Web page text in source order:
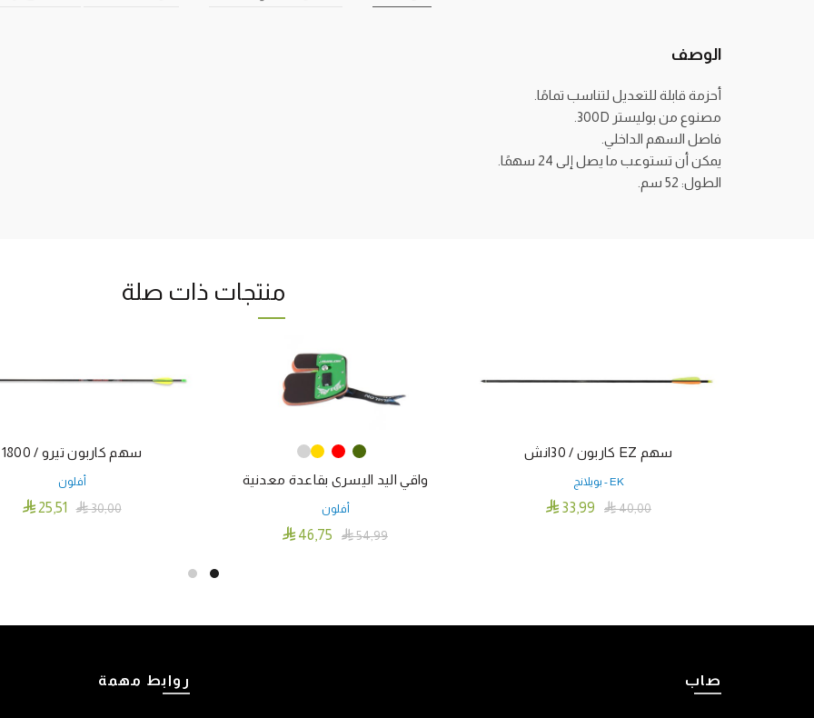
الوصف
أحزمة قابلة للتعديل لتناسب تمامًا.
مصنوع من بوليستر 300D.
فاصل السهم الداخلي.
يمكن أن تستوعب ما يصل إلى 24 سهمًا.
الطول: 52 سم.
منتجات ذات صلة
سهم EZ كاربون / 30انش
EK - بويلانج

40٫00  33٫99
واقي اليد اليسرى بقاعدة معدنية
أفلون

54٫99  46٫75
الأشكال
سهم كاربون تيرو / 1800
أفلون

30٫00  25٫51
صاب روابط مهمة